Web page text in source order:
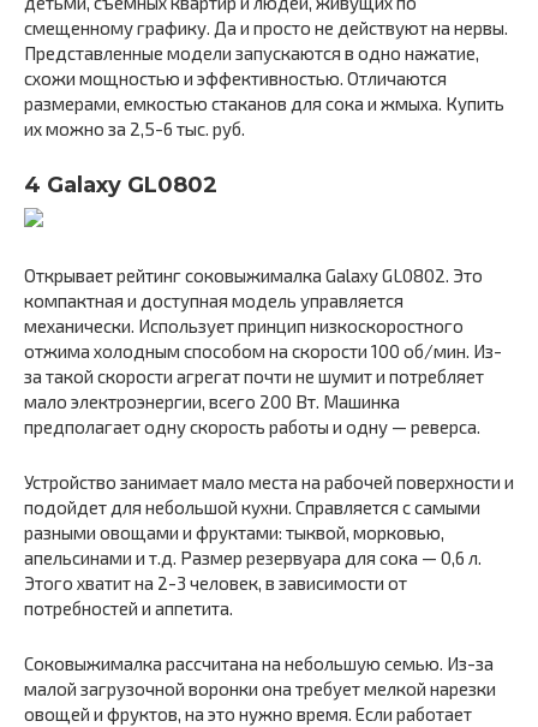
смещенному графику. Да и просто не действуют на нервы.
Представленные модели запускаются в одно нажатие,
схожи мощностью и эффективностью. Отличаются
размерами, емкостью стаканов для сока и жмыха. Купить
их можно за 2,5-6 тыс. руб.
4 Galaxy GL0802
Открывает рейтинг соковыжималка Galaxy GL0802. Это
компактная и доступная модель управляется
механически. Использует принцип низкоскоростного
отжима холодным способом на скорости 100 об/мин. Из-
за такой скорости агрегат почти не шумит и потребляет
мало электроэнергии, всего 200 Вт. Машинка
предполагает одну скорость работы и одну — реверса.
Устройство занимает мало места на рабочей поверхности и
подойдет для небольшой кухни. Справляется с самыми
разными овощами и фруктами: тыквой, морковью,
апельсинами и т.д. Размер резервуара для сока — 0,6 л.
Этого хватит на 2-3 человек, в зависимости от
потребностей и аппетита.
Соковыжималка рассчитана на небольшую семью. Из-за
малой загрузочной воронки она требует мелкой нарезки
овощей и фруктов, на это нужно время. Если работает